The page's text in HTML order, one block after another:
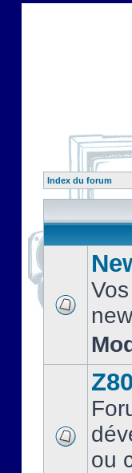
Index du forum
ou